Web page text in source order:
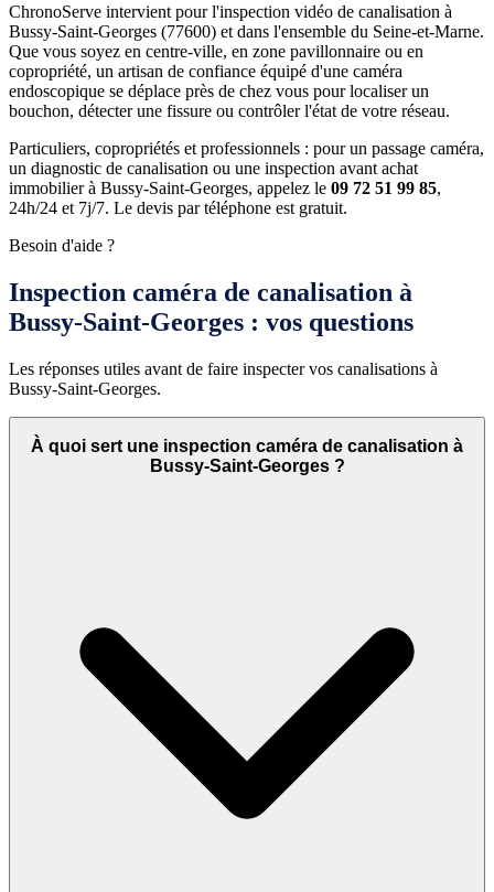
ChronoServe intervient pour l'inspection vidéo de canalisation à
Bussy-Saint-Georges (77600) et dans l'ensemble du Seine-et-Marne.
Que vous soyez en centre-ville, en zone pavillonnaire ou en
copropriété, un artisan de confiance équipé d'une caméra
endoscopique se déplace près de chez vous pour localiser un
bouchon, détecter une fissure ou contrôler l'état de votre réseau.
Particuliers, copropriétés et professionnels : pour un passage caméra,
un diagnostic de canalisation ou une inspection avant achat
immobilier à Bussy-Saint-Georges, appelez le 09 72 51 99 85,
24h/24 et 7j/7. Le devis par téléphone est gratuit.
Besoin d'aide ?
Inspection caméra de canalisation à
Bussy-Saint-Georges : vos questions
Les réponses utiles avant de faire inspecter vos canalisations à
Bussy-Saint-Georges.
À quoi sert une inspection caméra de canalisation à
Bussy-Saint-Georges ?